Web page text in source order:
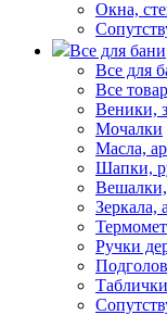
Окна,
Все для бани
Все для
Все
Веники,
Мочалки
Масла,
Шапки,
Зеркала,
Ручки
Таблички